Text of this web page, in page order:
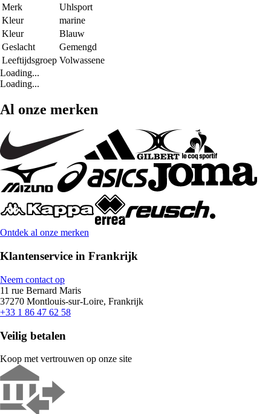
Merk
Uhlsport
Kleur
marine
Kleur
Blauw
Geslacht
Gemengd
Leeftijdsgroep Volwassene
Loading...
Loading...
Al onze merken
Ontdek al onze merken
Klantenservice in Frankrijk
Neem contact op
11 rue Bernard Maris
37270 Montlouis-sur-Loire, Frankrijk
+33 1 86 47 62 58
Veilig betalen
Koop met vertrouwen op onze site